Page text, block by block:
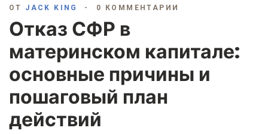
ОТ JACK KING 0 КОММЕНТАРИИ
Отказ СФР в
материнском капитале:
основные причины и
пошаговый план
действий